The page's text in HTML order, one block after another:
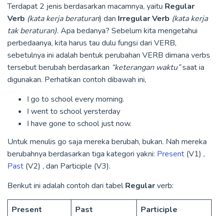
Terdapat 2 jenis berdasarkan macamnya, yaitu Regular
Verb (kata kerja beraturan) dan Irregular Verb (kata kerja
tak beraturan). Apa bedanya? Sebelum kita mengetahui
perbedaanya, kita harus tau dulu fungsi dari VERB,
sebetulnya ini adalah bentuk perubahan VERB dimana verbs
tersebut berubah berdasarkan “keterangan waktu”saat ia
digunakan. Perhatikan contoh dibawah ini,
I go to school every morning.
I went to school yersterday
I have gone to school just now.
Untuk menulis go saja mereka berubah, bukan. Nah mereka
berubahnya berdasarkan tiga kategori yakni: Present (V1) ,
Past (V2) , dan Participle (V3).
Berikut ini adalah contoh dari tabelRegularverb:
Present Past Participle